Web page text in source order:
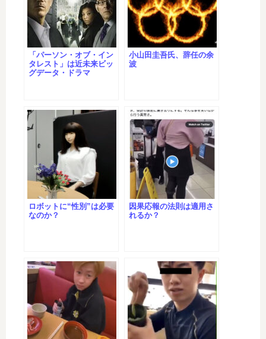
「パーソン・オブ・イン
タレスト」は近未来ビッ
グデータ・ドラマ
小山田圭吾氏、辞任の余
波
ロボットに“性別”は必要
なのか？
因果応報の法則は適用さ
れるか？